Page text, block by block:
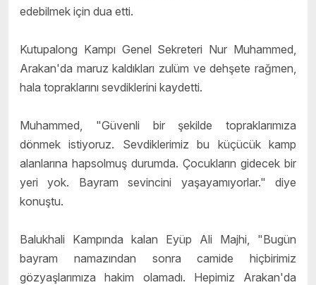
edebilmek için dua etti.
Kutupalong Kampı Genel Sekreteri Nur Muhammed,
Arakan'da maruz kaldıkları zulüm ve dehşete rağmen,
hala topraklarını sevdiklerini kaydetti.
Muhammed, "Güvenli bir şekilde topraklarımıza
dönmek istiyoruz. Sevdiklerimiz bu küçücük kamp
alanlarına hapsolmuş durumda. Çocukların gidecek bir
yeri yok. Bayram sevincini yaşayamıyorlar." diye
konuştu.
Balukhali Kampında kalan Eyüp Ali Majhi, "Bugün
bayram namazından sonra camide hiçbirimiz
gözyaşlarımıza hakim olamadı. Hepimiz Arakan'da